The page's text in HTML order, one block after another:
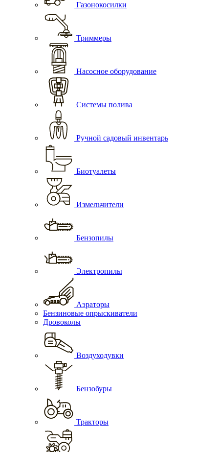
Газонокосилки
Триммеры
Насосное оборудование
Системы полива
Ручной садовый инвентарь
Биотуалеты
Измельчители
Бензопилы
Электропилы
Аэраторы
Бензиновые опрыскиватели
Дровоколы
Воздуходувки
Бензобуры
Тракторы